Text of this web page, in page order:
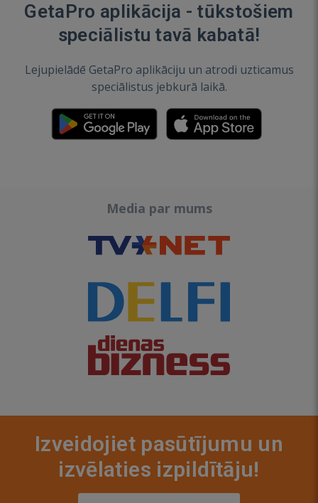
GetaPro aplikācija - tūkstošiem
speciālistu tavā kabatā!
Lejupielādē GetaPro aplikāciju un atrodi uzticamus
speciālistus jebkurā laikā.
Media par mums
Izveidojiet pasūtījumu un
izvēlaties izpildītāju!